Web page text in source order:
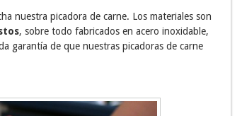
nuestra picadora de carne. Los materiales son
, sobre todo fabricados en acero inoxidable,
garantía de que nuestras picadoras de carne